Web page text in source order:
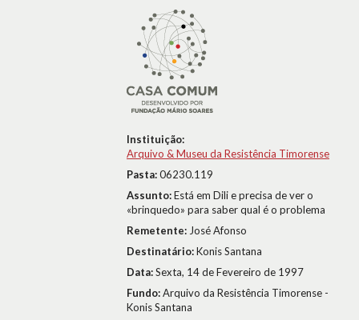
Instituição:
Arquivo & Museu da Resistência Timorense
Pasta:06230.119
Assunto:Está em Dili e precisa de ver o
«brinquedo» para saber qual é o problema
Remetente: José Afonso
Destinatário:Konis Santana
Data:Sexta, 14 de Fevereiro de 1997
Fundo:Arquivo da Resistência Timorense -
Konis Santana